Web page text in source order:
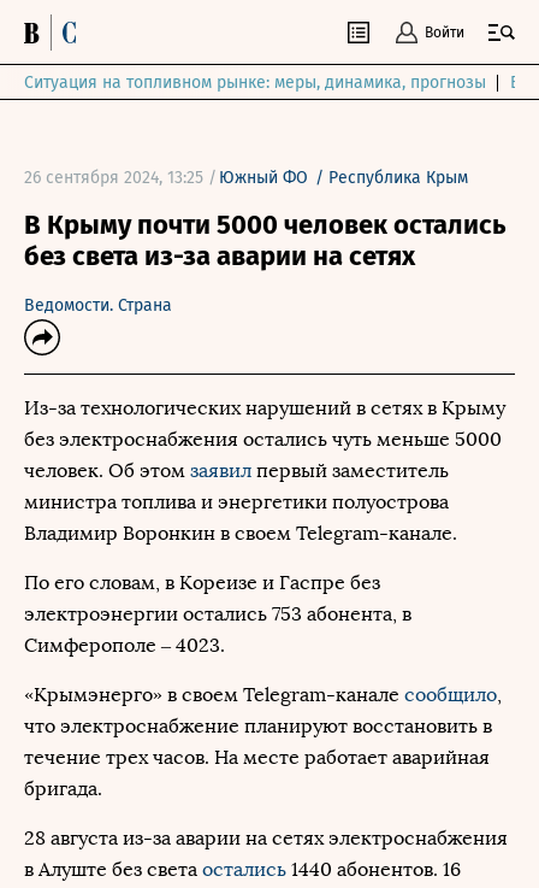
Войти
Ситуация на топливном рынке: меры, динамика, прогнозы
26 сентября 2024, 13:25 / Южный ФО / Республика Крым
В Крыму почти 5000 человек остались
без света из-за аварии на сетях
Ведомости. Страна
Из-за технологических нарушений в сетях в Крыму
без электроснабжения остались чуть меньше 5000
человек. Об этом заявил первый заместитель
министра топлива и энергетики полуострова
Владимир Воронкин в своем Telegram-канале.
По его словам, в Кореизе и Гаспре без
электроэнергии остались 753 абонента, в
Симферополе – 4023.
«Крымэнерго» в своем Telegram-канале сообщило,
что электроснабжение планируют восстановить в
течение трех часов. На месте работает аварийная
бригада.
28 августа из-за аварии на сетях электроснабжения
в Алуште без света остались 1440 абонентов. 16